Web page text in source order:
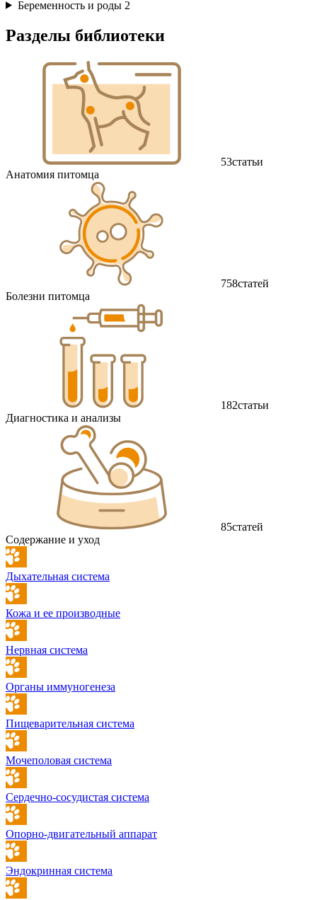
Беременность и роды 2
Разделы библиотеки
53статьи
Анатомия питомца
758статей
Болезни питомца
182статьи
Диагностика и анализы
85статей
Содержание и уход
Дыхательная система
Кожа и ее производные
Нервная система
Органы иммуногенеза
Пищеварительная система
Мочеполовая система
Сердечно-сосудистая система
Опорно-двигательный аппарат
Эндокринная система